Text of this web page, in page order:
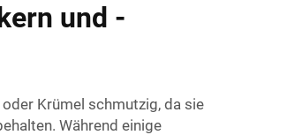
und -
Krümel schmutzig, da sie
Während einige